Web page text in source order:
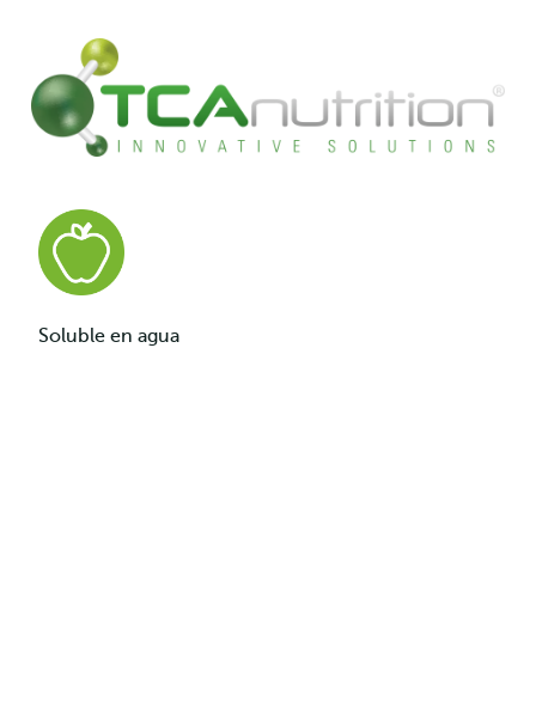
Soluble en agua